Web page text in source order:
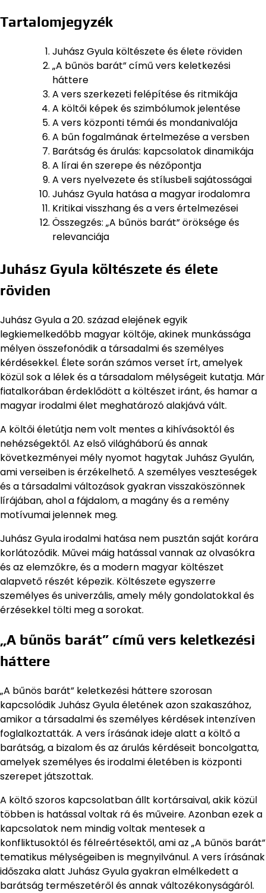
Tartalomjegyzék
Juhász Gyula költészete és élete röviden
„A bűnös barát” című vers keletkezési
háttere
A vers szerkezeti felépítése és ritmikája
A költői képek és szimbólumok jelentése
A vers központi témái és mondanivalója
A bűn fogalmának értelmezése a versben
Barátság és árulás: kapcsolatok dinamikája
A lírai én szerepe és nézőpontja
A vers nyelvezete és stílusbeli sajátosságai
Juhász Gyula hatása a magyar irodalomra
Kritikai visszhang és a vers értelmezései
Összegzés: „A bűnös barát” öröksége és
relevanciája
Juhász Gyula költészete és élete
röviden
Juhász Gyula a 20. század elejének egyik
legkiemelkedőbb magyar költője, akinek munkássága
mélyen összefonódik a társadalmi és személyes
kérdésekkel. Élete során számos verset írt, amelyek
közül sok a lélek és a társadalom mélységeit kutatja. Már
fiatalkorában érdeklődött a költészet iránt, és hamar a
magyar irodalmi élet meghatározó alakjává vált.
A költői életútja nem volt mentes a kihívásoktól és
nehézségektől. Az első világháború és annak
következményei mély nyomot hagytak Juhász Gyulán,
ami verseiben is érzékelhető. A személyes veszteségek
és a társadalmi változások gyakran visszaköszönnek
lírájában, ahol a fájdalom, a magány és a remény
motívumai jelennek meg.
Juhász Gyula irodalmi hatása nem pusztán saját korára
korlátozódik. Művei máig hatással vannak az olvasókra
és az elemzőkre, és a modern magyar költészet
alapvető részét képezik. Költészete egyszerre
személyes és univerzális, amely mély gondolatokkal és
érzésekkel tölti meg a sorokat.
„A bűnös barát” című vers keletkezési
háttere
„A bűnös barát” keletkezési háttere szorosan
kapcsolódik Juhász Gyula életének azon szakaszához,
amikor a társadalmi és személyes kérdések intenzíven
foglalkoztatták. A vers írásának ideje alatt a költő a
barátság, a bizalom és az árulás kérdéseit boncolgatta,
amelyek személyes és irodalmi életében is központi
szerepet játszottak.
A költő szoros kapcsolatban állt kortársaival, akik közül
többen is hatással voltak rá és műveire. Azonban ezek a
kapcsolatok nem mindig voltak mentesek a
konfliktusoktól és félreértésektől, ami az „A bűnös barát”
tematikus mélységeiben is megnyilvánul. A vers írásának
időszaka alatt Juhász Gyula gyakran elmélkedett a
barátság természetéről és annak változékonyságáról.